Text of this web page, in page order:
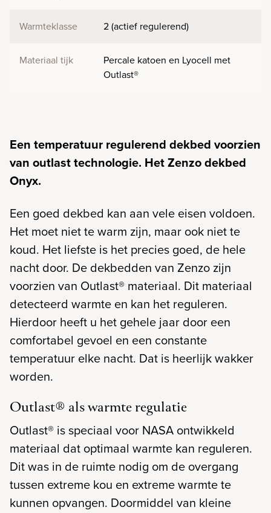
Warmteklasse 2 (actief regulerend)
Materiaal tijk
Percale katoen en Lyocell met
Outlast®
Een temperatuur regulerend dekbed voorzien
van outlast technologie. Het Zenzo dekbed
Onyx.
Een goed dekbed kan aan vele eisen voldoen.
Het moet niet te warm zijn, maar ook niet te
koud. Het liefste is het precies goed, de hele
nacht door. De dekbedden van Zenzo zijn
voorzien van Outlast® materiaal. Dit materiaal
detecteerd warmte en kan het reguleren.
Hierdoor heeft u het gehele jaar door een
comfortabel gevoel en een constante
temperatuur elke nacht. Dat is heerlijk wakker
worden.
Outlast® als warmte regulatie
Outlast® is speciaal voor NASA ontwikkeld
materiaal dat optimaal warmte kan reguleren.
Dit was in de ruimte nodig om de overgang
tussen extreme kou en extreme warmte te
kunnen opvangen. Doormiddel van kleine